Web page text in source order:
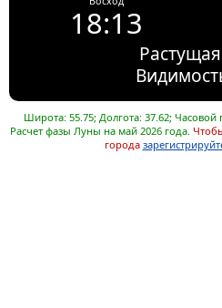
18:13
Широта: 55.75; Долгота: 37.62; Часовой
Расчет фазы Луны на май 2026 года.
города